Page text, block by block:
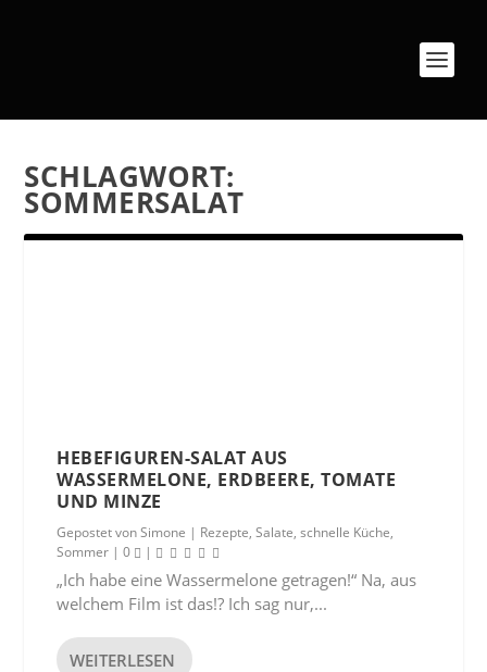
SCHLAGWORT:
SOMMERSALAT
HEBEFIGUREN-SALAT AUS
WASSERMELONE, ERDBEERE, TOMATE
UND MINZE
Gepostet vonSimone | Rezepte,Salate,schnelle Küche,
Sommer |0 |
„Ich habe eine Wassermelone getragen!“ Na, aus
welchem Film ist das!? Ich sag nur,...
WEITERLESEN